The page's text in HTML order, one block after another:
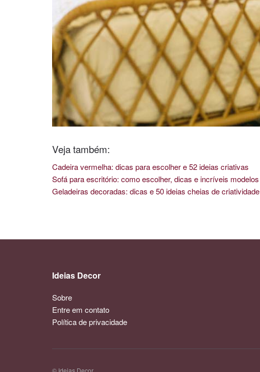
Veja também:
Cadeira vermelha: dicas para escolher e 52 ideias criativas
Sofá para escritório: como escolher, dicas e incríveis modelos
Geladeiras decoradas: dicas e 50 ideias cheias de criatividade
Ideias Decor
Sobre
Entre em contato
Política de privacidade
© Ideias Decor